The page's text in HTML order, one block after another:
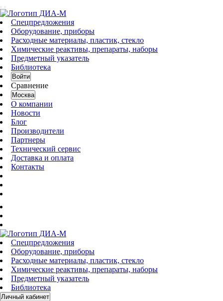
Спецпредложения
Оборудование, приборы
Расходные материалы, пластик, стекло
Химические реактивы, препараты, наборы
Предметный указатель
Библиотека
Войти
Сравнение
Москва
О компании
Новости
Блог
Производители
Партнеры
Технический сервис
Доставка и оплата
Контакты
Спецпредложения
Оборудование, приборы
Расходные материалы, пластик, стекло
Химические реактивы, препараты, наборы
Предметный указатель
Библиотека
Личный кабинет